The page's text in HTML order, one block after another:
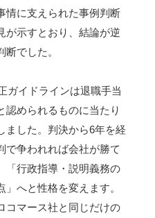
情に支えられた事例判断
が示すとおり、結論が逆
でした。
ガイドラインは退職手当
認められるものに当たり
ました。判決から6年を経
で争われれば会社が勝て
「行政指導・説明義務の
へと性格を変えます。
コマース社と同じだけの